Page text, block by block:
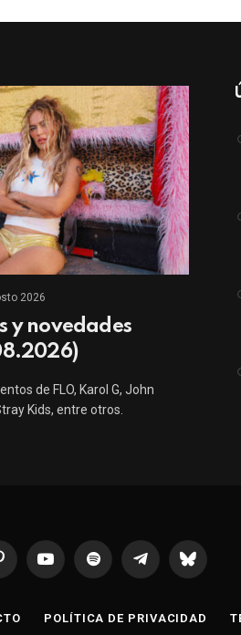
2026
y novedades
de FLO, Karol G, John
Kids, entre otros.
YouTubeSpotify TelegramaBluesky
POLÍTICA DE PRIVACIDAD